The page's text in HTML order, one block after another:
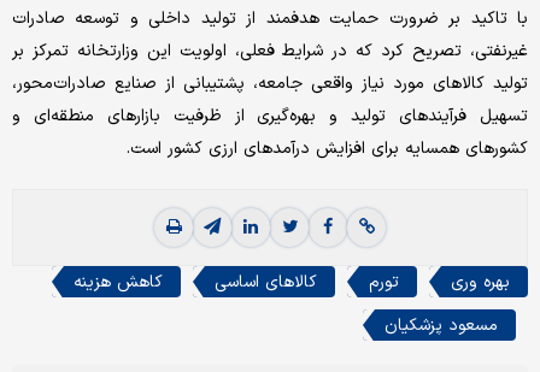
با تاکید بر ضرورت حمایت هدفمند از تولید داخلی و توسعه صادرات
غیرنفتی، تصریح کرد که در شرایط فعلی، اولویت این وزارتخانه تمرکز بر
تولید کالاهای مورد نیاز واقعی جامعه، پشتیبانی از صنایع صادرات‌محور،
تسهیل فرآیندهای تولید و بهره‌گیری از ظرفیت بازارهای منطقه‌ای و
کشورهای همسایه برای افزایش درآمدهای ارزی کشور است.
بهره وری تورم کالاهای اساسی
کاهش هزینه
مسعود پزشکیان